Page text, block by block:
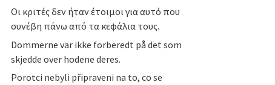
Οι κριτές δεν ήταν έτοιμοι για αυτό που
συνέβη πάνω από τα κεφάλια τους.
Dommerne var ikke forberedt på det som
skjedde over hodene deres.
Porotci nebyli připraveni na to, co se